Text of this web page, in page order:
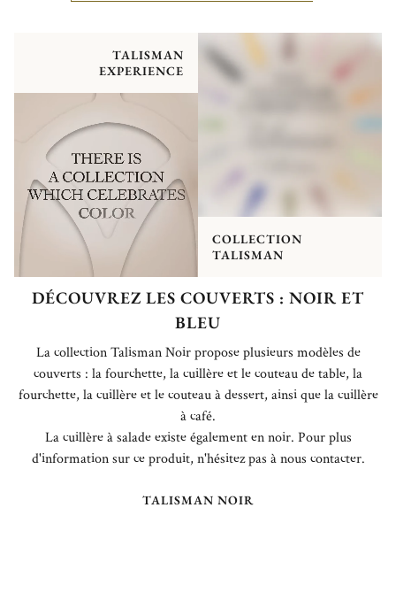
TALISMAN
EXPERIENCE
COLLECTION
TALISMAN
DÉCOUVREZ LES COUVERTS : NOIR ET
BLEU
La collection Talisman Noir propose plusieurs modèles de
couverts : la fourchette, la cuillère et le couteau de table, la
fourchette, la cuillère et le couteau à dessert, ainsi que la cuillère
à café.
La cuillère à salade existe également en noir. Pour plus
d'information sur ce produit, n'hésitez pas à nous contacter.
TALISMAN NOIR